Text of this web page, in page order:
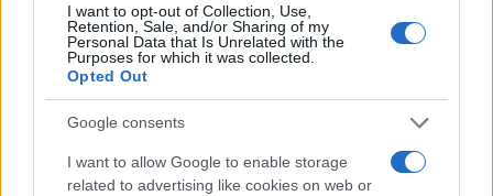
I want to opt-out of Collection, Use,
Retention, Sale, and/or Sharing of my
Personal Data that Is Unrelated with the
Purposes for which it was collected.
Opted Out
Google consents
I want to allow Google to enable storage
related to advertising like cookies on web or
Pieve Comics 2026: tutto ciò che devi sapere